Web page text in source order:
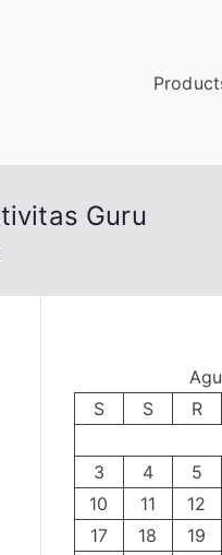
Guru
S
S R
3
4 5
10
11 12
17
18 19